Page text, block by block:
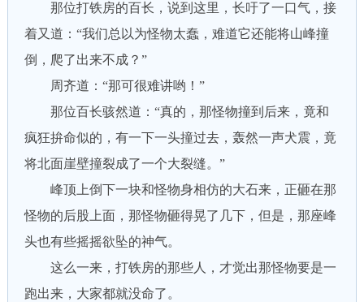
那位打铁房的百长，说到这里，长吁了一口气，接
着又道：“我们总以为怪物太蠢，难道它还能将山峰撞
倒，爬了出来不成？”
周齐道：“那可很难讲哟！”
那位百长骇然道：“真的，那怪物撞到后来，竟和
疯狂拚命似的，有一下一头撞过去，轰然一声犬震，竟
将北面崖壁撞裂成了一个大裂缝。”
峰顶上倒下一块和怪物身相仿的大石来，正砸在那
怪物的后股上面，那怪物砸得晃了几下，但是，那座峰
头也有些摇摇欲坠的神气。
这么一来，打铁房的那些人，才觉出那怪物要是一
跑出来，大家都就没命了。